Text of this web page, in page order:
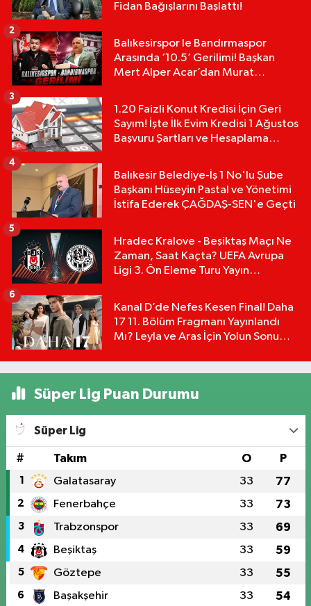
Fidan Bağışlarını Başlattı!
Balıkesirspor le Bandırmaspor
Arasında ‘10.5’ Gerilimi! Başkan
Mert Alper Acar’dan Murat
2
1.20 Faizli Konut Kredisi İçin Geri
Sayım! İşte İlk Evim Kredisi 1 Ağustos
Başvuru Şartları ve Hesaplama
3
Balıkesir Belediye-İş 1 No'lu Şube
Başkanı Hüseyin Pastal ve Yönetimi
İstifa Ederek ÇAĞDAŞ-SEN'e Geçti
4
Hradec Kralove - Beşiktaş Maçı Ne
Zaman, Saat Kaçta? UEFA Avrupa
Ligi 3. Ön Eleme Turu Yayın
5
Kanal D’de Nefes Kesen Final! Daha
17 11. Bölüm Fragmanı Yayınlandı
Mı? Leyla ve Aras İçin Yolun Sonu
6
Süper Lig Puan Durumu
Süper Lig
# Takım O P
1 Galatasaray 33 77
2 Fenerbahçe 33 73
3 Trabzonspor 33 69
4 Beşiktaş 33 59
5 Göztepe 33 55
6 Başakşehir 33 54